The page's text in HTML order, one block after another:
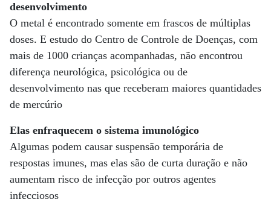
desenvolvimento
O metal é encontrado somente em frascos de múltiplas
doses. E estudo do Centro de Controle de Doenças, com
mais de 1000 crianças acompanhadas, não encontrou
diferença neurológica, psicológica ou de
desenvolvimento nas que receberam maiores quantidades
de mercúrio
Elas enfraquecem o sistema imunológico
Algumas podem causar suspensão temporária de
respostas imunes, mas elas são de curta duração e não
aumentam risco de infecção por outros agentes
infecciosos